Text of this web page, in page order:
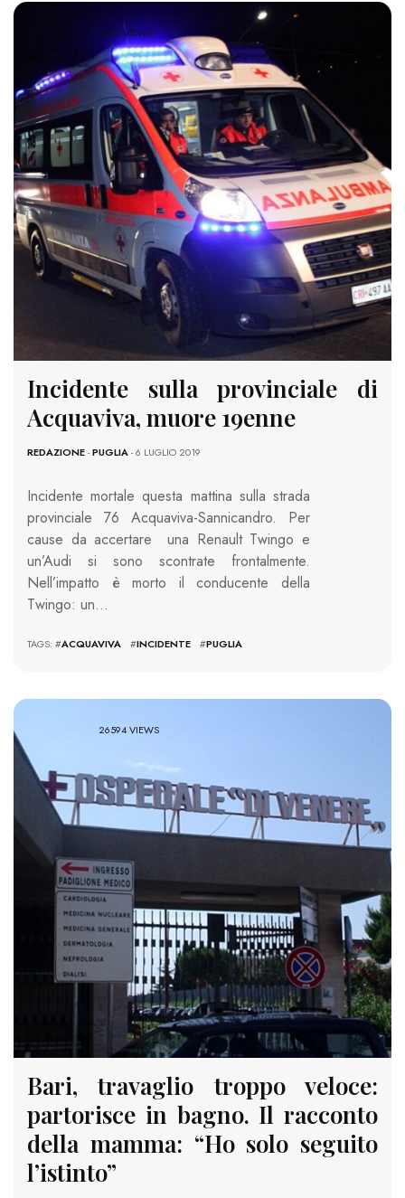
2563 VIEWS
Incidente sulla provinciale di
Acquaviva, muore 19enne
REDAZIONE-PUGLIA- 6 LUGLIO 2019
Incidente mortale questa mattina sulla strada
provinciale 76 Acquaviva-Sannicandro. Per
cause da accertare una Renault Twingo e
un’Audi si sono scontrate frontalmente.
Nell’impatto è morto il conducente della
Twingo: un…
TAGS: #ACQUAVIVA #INCIDENTE #PUGLIA
26594 VIEWS
Bari, travaglio troppo veloce:
partorisce in bagno. Il racconto
della mamma: “Ho solo seguito
l’istinto”